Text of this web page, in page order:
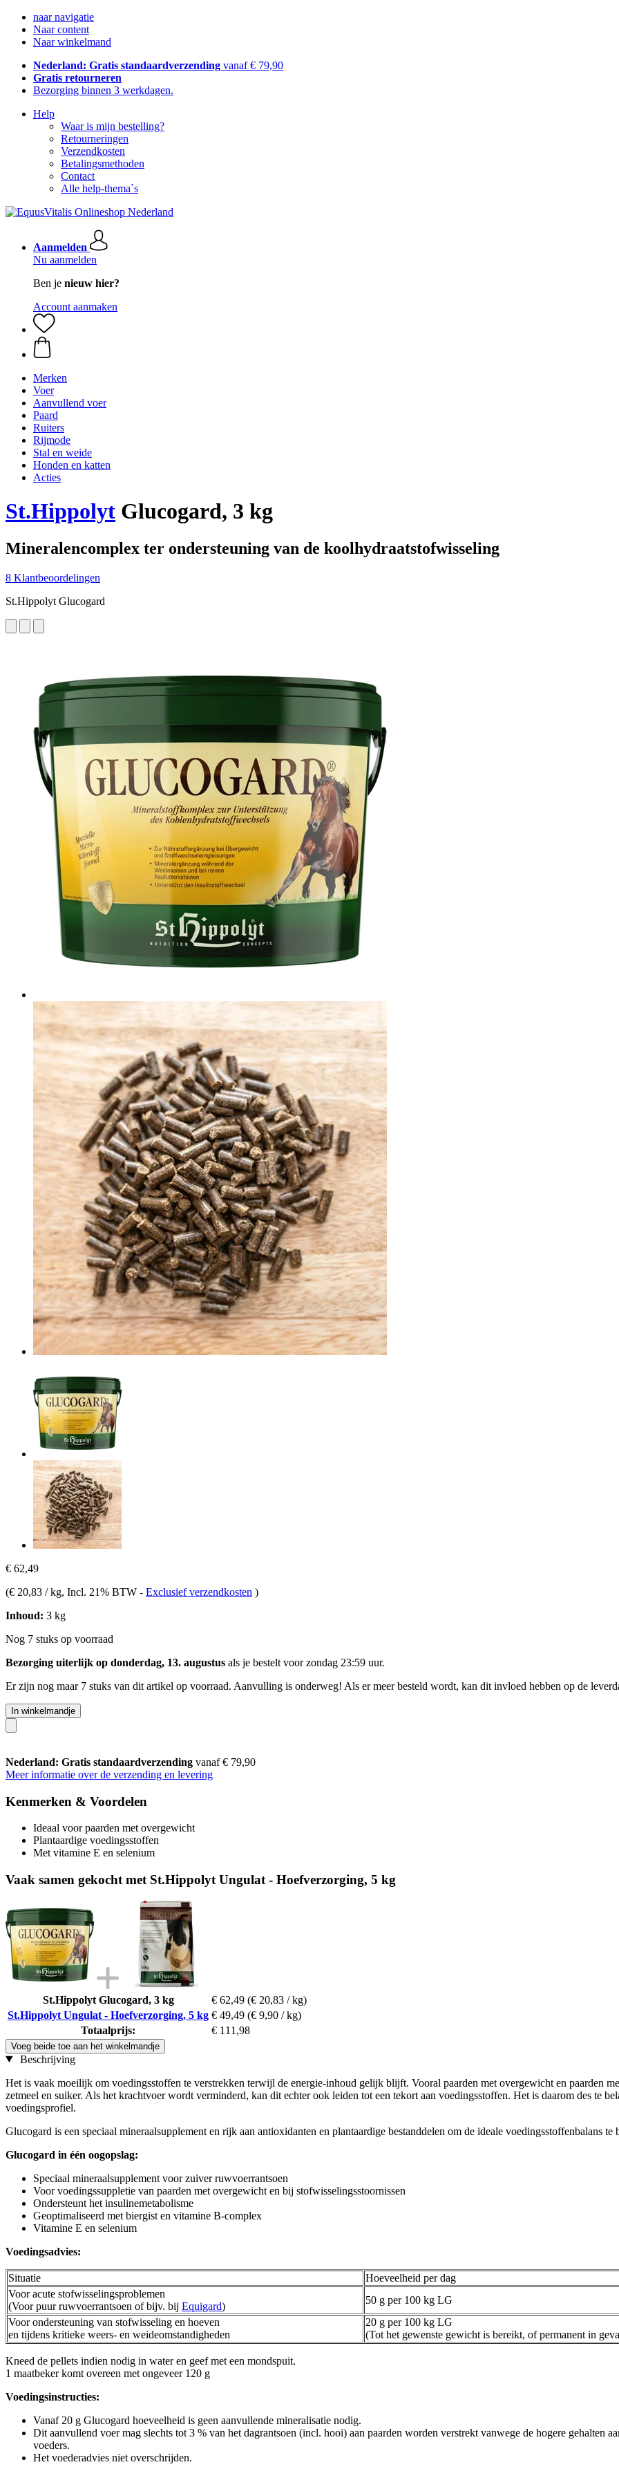
naar navigatie
Naar content
Naar winkelmand
Nederland: Gratis standaardverzending vanaf € 79,90
Gratis retourneren
Bezorging binnen 3 werkdagen.
Help
Waar is mijn bestelling?
Retourneringen
Verzendkosten
Betalingsmethoden
Contact
Alle help-thema`s
Aanmelden
Nu aanmelden
Ben je nieuw hier?
Account aanmaken
Merken
Voer
Aanvullend voer
Paard
Ruiters
Rijmode
Stal en weide
Honden en katten
Acties
St.Hippolyt Glucogard, 3 kg
Mineralencomplex ter ondersteuning van de koolhydraatstofwisseling
8 Klantbeoordelingen
St.Hippolyt Glucogard
€ 62,49
(€ 20,83 / kg, Incl. 21% BTW - Exclusief verzendkosten )
Inhoud: 3 kg
Nog 7 stuks op voorraad
Bezorging uiterlijk op donderdag, 13. augustus als je bestelt voorzondag 23:59 uur.
Er zijn nog maar 7 stuks van dit artikel op voorraad. Aanvulling is onderweg! Als er meer besteld wordt, kan dit invloed hebben op de
In winkelmandje
Nederland: Gratis standaardverzending vanaf € 79,90
Meer informatie over de verzending en levering
Kenmerken & Voordelen
Ideaal voor paarden met overgewicht
Plantaardige voedingsstoffen
Met vitamine E en selenium
Vaak samen gekocht met St.Hippolyt Ungulat - Hoefverzorging, 5 kg
St.Hippolyt Glucogard, 3 kg € 62,49 (€ 20,83 / kg)
St.Hippolyt Ungulat - Hoefverzorging, 5 kg € 49,49 (€ 9,90 / kg)
Totaalprijs:
€ 111,98
Voeg beide toe aan het winkelmandje
Beschrijving
Het is vaak moeilijk om voedingsstoffen te verstrekken terwijl de energie-inhoud gelijk blijft. Vooral paarden met overgewicht en paarden
zetmeel en suiker. Als het krachtvoer wordt verminderd, kan dit echter ook leiden tot een tekort aan voedingsstoffen. Het is daarom des te
voedingsprofiel.
Glucogard is een speciaal mineraalsupplement en rijk aan antioxidanten en plantaardige bestanddelen om de ideale voedingsstoffenbalans
Glucogard in één oogopslag:
Speciaal mineraalsupplement voor zuiver ruwvoerrantsoen
Voor voedingssuppletie van paarden met overgewicht en bij stofwisselingsstoornissen
Ondersteunt het insulinemetabolisme
Geoptimaliseerd met biergist en vitamine B-complex
Vitamine E en selenium
Voedingsadvies:
Situatie
Hoeveelheid per dag
Voor acute stofwisselingsproblemen
(Voor puur ruwvoerrantsoen of bijv. bij Equigard)
50 g per 100 kg LG
Voor ondersteuning van stofwisseling en hoeven
en tijdens kritieke weers- en weideomstandigheden
20 g per 100 kg LG
(Tot het gewenste gewicht is bereikt, of permanent in
Kneed de pellets indien nodig in water en geef met een mondspuit.
1 maatbeker komt overeen met ongeveer 120 g
Voedingsinstructies:
Vanaf 20 g Glucogard hoeveelheid is geen aanvullende mineralisatie nodig.
Dit aanvullend voer mag slechts tot 3 % van het dagrantsoen (incl. hooi) aan paarden worden verstrekt vanwege de hogere gehalten
voeders.
Het voederadvies niet overschrijden.